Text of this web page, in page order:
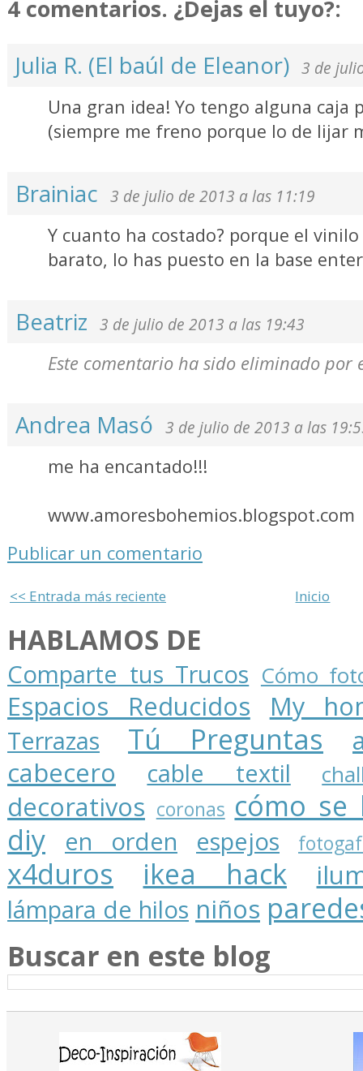
4 comentarios. ¿Dejas el tuyo?:
Julia R. (El baúl de Eleanor) 3 de
Una gran idea! Yo tengo alguna caja
(siempre me freno porque lo de lijar
Brainiac 3 de julio de 2013 a las 11:19
Y cuanto ha costado? porque el
barato, lo has puesto en la base
Beatriz 3 de julio de 2013 a las 19:43
Este comentario ha sido eliminado por
Andrea Masó 3 de julio de 2013 a las
me ha encantado!!!
www.amoresbohemios.blogspot.com
Publicar un comentario
<< Entrada más reciente Inicio
HABLAMOS DE
Comparte tus Trucos Cómo
Espacios Reducidos My
Terrazas Tú Preguntas
cabecero
cable textil
decorativos coronas cómo se
diy
en orden espejos
x4duros ikea hack
lámpara de hilos niños
Buscar en este blog